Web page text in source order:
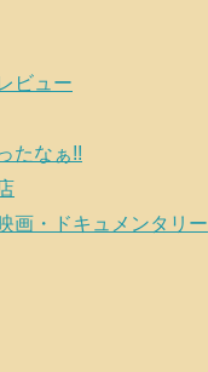
ビュー
たなぁ!!
画・ドキュメンタリー